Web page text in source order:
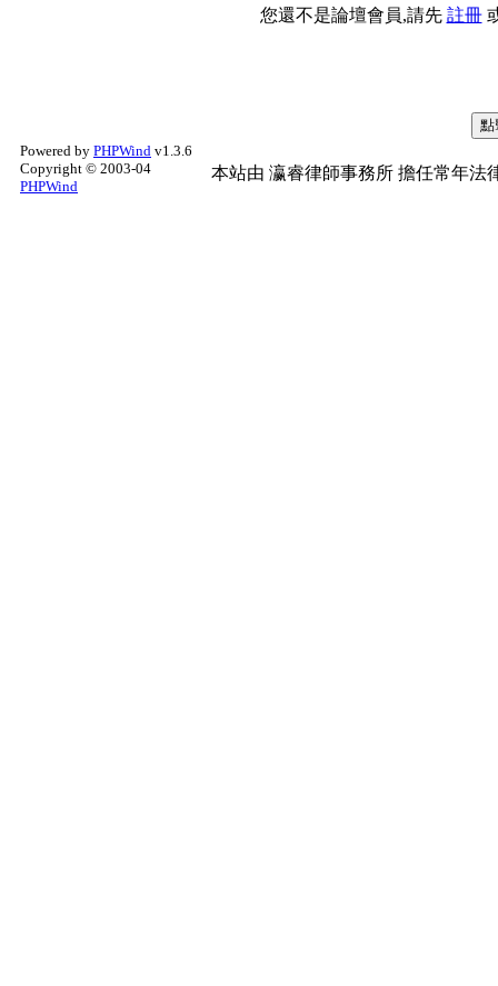
您還不是論壇會員,請先 註冊
Powered by PHPWind v1.3.6
Copyright © 2003-04
PHPWind
本站由 瀛睿律師事務所 擔任常年法